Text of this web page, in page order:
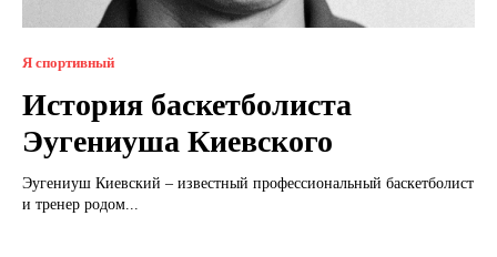
Я спортивный
История баскетболиста
Эугениуша Киевского
Эугениуш Киевский – известный профессиональный баскетболист
и тренер родом...